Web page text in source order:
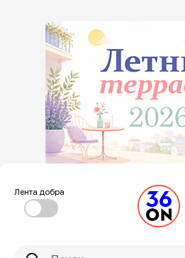
Лента добра